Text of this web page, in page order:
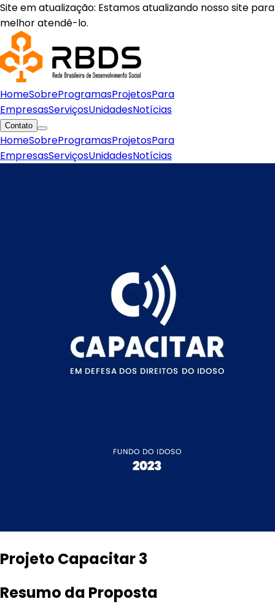
Site em atualização: Estamos atualizando nosso site para
melhor atendê-lo.
HomeSobreProgramasProjetosPara
EmpresasServiçosUnidadesNotícias
Contato
HomeSobreProgramasProjetosPara
EmpresasServiçosUnidadesNotícias
Projeto Capacitar 3
Resumo da Proposta